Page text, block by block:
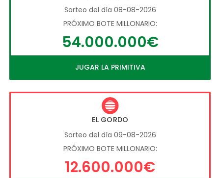
Sorteo del día 08-08-2026
PRÓXIMO BOTE MILLONARIO:
54.000.000€
JUGAR LA PRIMITIVA
EL GORDO
Sorteo del día 09-08-2026
PRÓXIMO BOTE MILLONARIO:
12.600.000€